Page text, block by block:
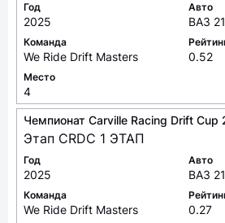
Год
2025
Авто
ВАЗ
Команда
We Ride Drift Masters 0.52
Место
4
Чемпионат Carville Racing Drift Cup
Этап CRDC 1 ЭТАП
Год
2025
Авто
ВАЗ
Команда
We Ride Drift Masters 0.27